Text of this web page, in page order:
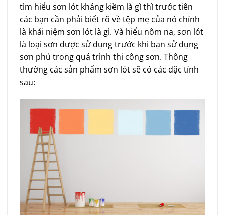
tìm hiểu sơn lót kháng kiềm là gì thì trước tiên
các bạn cần phải biết rõ về tệp mẹ của nó chính
là khái niệm sơn lót là gì. Và hiểu nôm na, sơn lót
là loại sơn được sử dụng trước khi bạn sử dụng
sơn phủ trong quá trình thi công sơn. Thông
thường các sản phẩm sơn lót sẽ có các đặc tính
sau: